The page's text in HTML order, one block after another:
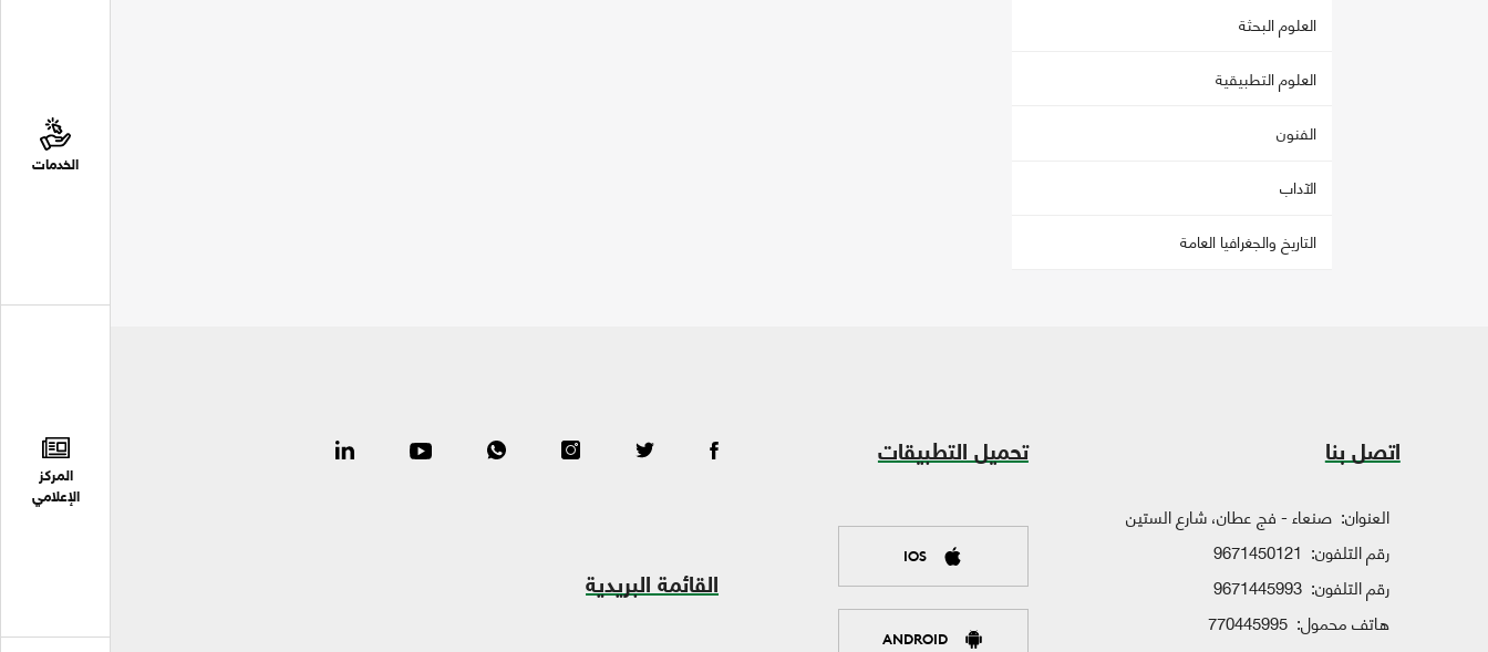
الخدمات
المركز
الإعلامي
العلوم البحثة
العلوم التطبيقية
الفنون
الآداب
التاريخ والجغرافيا العامة
اتصل بنا
العنوان: صنعاء - فج عطان، شارع الستين
رقم التلفون: 9671450121
رقم التلفون: 9671445993
هاتف محمول: 770445995
تحميل التطبيقات
IOS
ANDROID
القائمة البريدية